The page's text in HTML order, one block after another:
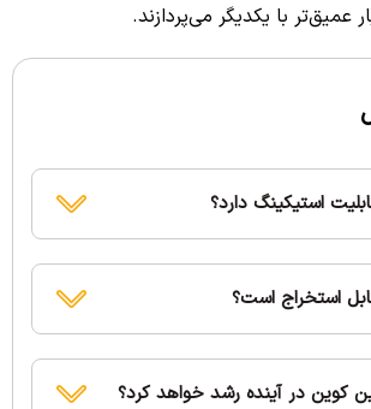
عمیق‌تر با یکدیگر می‌پردازند.
استیکینگ دارد؟
استخراج است؟
کوین در آینده رشد خواهد کرد؟